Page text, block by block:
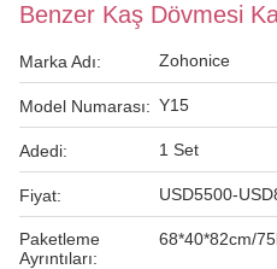
Benzer Kaş Dövmesi
Marka Adı: Zohonice
Model Numarası: Y15
Adedi: 1 Set
Fiyat: USD5500-
Paketleme
Ayrıntıları:
68*40*82cm/